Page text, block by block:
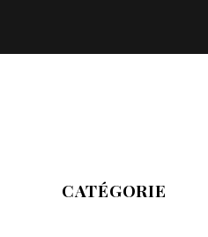
CATÉGORIE